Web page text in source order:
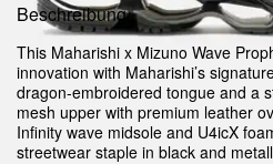
Beschreibung
This Maharishi x Mizuno Wave
innovation with Maharishi’s
dragon-embroidered tongue and a
mesh upper with premium leather
Infinity wave midsole and U4icX
streetwear staple in black and